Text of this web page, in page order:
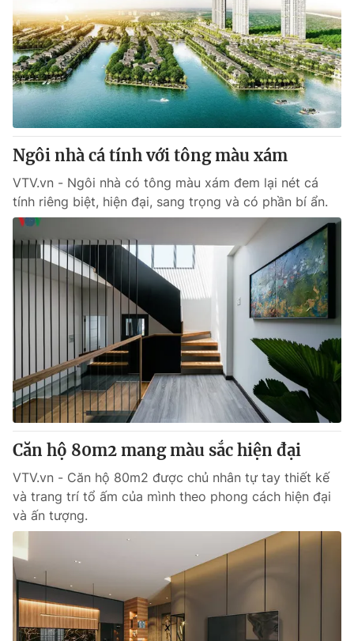
Ngôi nhà cá tính với tông màu xám
VTV.vn - Ngôi nhà có tông màu xám đem lại nét cá
tính riêng biệt, hiện đại, sang trọng và có phần bí ẩn.
Căn hộ 80m2 mang màu sắc hiện đại
VTV.vn - Căn hộ 80m2 được chủ nhân tự tay thiết kế
và trang trí tổ ấm của mình theo phong cách hiện đại
và ấn tượng.